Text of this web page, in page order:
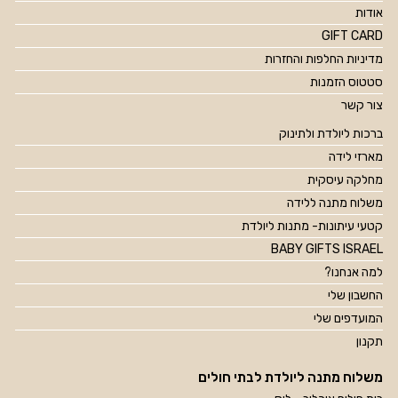
אודות
GIFT CARD
מדיניות החלפות והחזרות
סטטוס הזמנות
צור קשר
ברכות ליולדת ולתינוק
מארזי לידה
מחלקה עיסקית
משלוח מתנה ללידה
קטעי עיתונות- מתנות ליולדת
BABY GIFTS ISRAEL
למה אנחנו?
החשבון שלי
המועדפים שלי
תקנון
משלוח מתנה ליולדת לבתי חולים